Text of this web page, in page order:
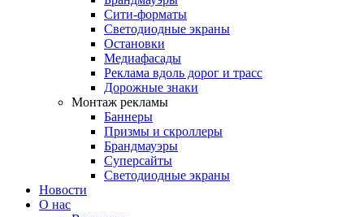
Сити-форматы
Светодиодные экраны
Остановки
Медиафасады
Реклама вдоль дорог и трасс
Дорожные знаки
Монтаж рекламы
Баннеры
Призмы и скроллеры
Брандмауэры
Суперсайты
Cветодиодные экраны
Новости
О нас